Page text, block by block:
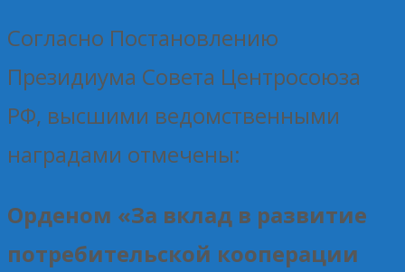
Согласно Постановлению
Президиума Совета Центросоюза
РФ, высшими ведомственными
наградами отмечены:
Орденом «За вклад в развитие
потребительской кооперации